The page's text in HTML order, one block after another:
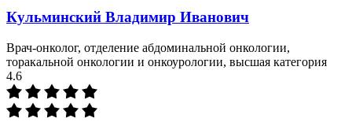
Кульминский Владимир Иванович
Врач-онколог, отделение абдоминальной онкологии,
торакальной онкологии и онкоурологии, высшая категория
4.6